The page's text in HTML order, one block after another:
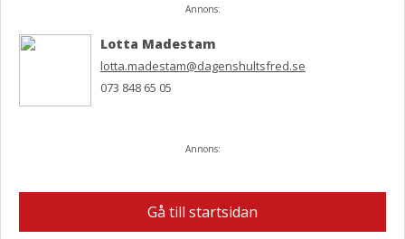
Annons:
Lotta Madestam
lotta.madestam@dagenshultsfred.se
073 848 65 05
Annons:
Gå till startsidan